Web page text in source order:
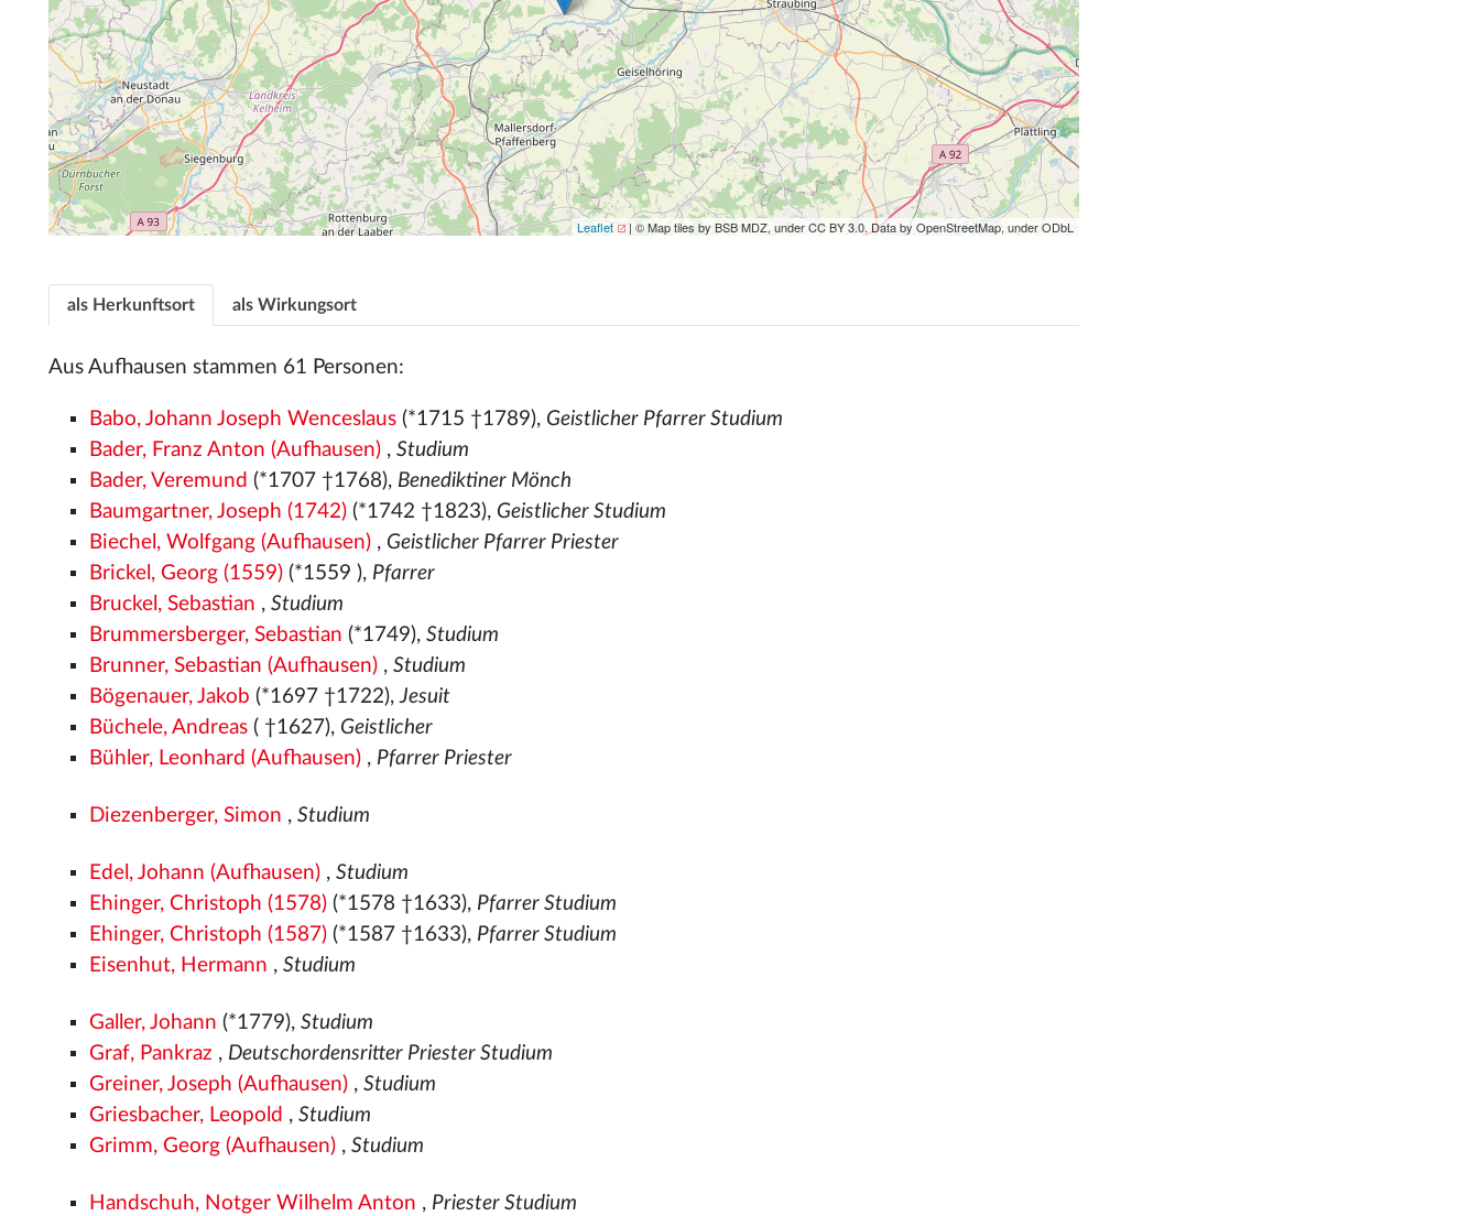
Leaflet | © Map tiles by BSB MDZ, under CC BY 3.0. Data by OpenStreetMap, under ODbL
als Herkunftsort als Wirkungsort
Aus Aufhausen stammen 61 Personen:
Babo, Johann Joseph Wenceslaus (*1715 †1789), Geistlicher Pfarrer Studium
Bader, Franz Anton (Aufhausen) ,Studium
Bader, Veremund (*1707 †1768), Benediktiner Mönch
Baumgartner, Joseph (1742) (*1742 †1823), Geistlicher Studium
Biechel, Wolfgang (Aufhausen) , Geistlicher Pfarrer Priester
Brickel, Georg (1559) (*1559 ), Pfarrer
Bruckel, Sebastian ,Studium
Brummersberger, Sebastian (*1749),Studium
Brunner, Sebastian (Aufhausen) ,Studium
Bögenauer, Jakob (*1697 †1722),Jesuit
Büchele, Andreas ( †1627), Geistlicher
Bühler, Leonhard (Aufhausen) , Pfarrer Priester
Diezenberger, Simon ,Studium
Edel, Johann (Aufhausen) ,Studium
Ehinger, Christoph (1578) (*1578 †1633), Pfarrer Studium
Ehinger, Christoph (1587) (*1587 †1633), Pfarrer Studium
Eisenhut, Hermann ,Studium
Galler, Johann (*1779),Studium
Graf, Pankraz , Deutschordensritter Priester Studium
Greiner, Joseph (Aufhausen) ,Studium
Griesbacher, Leopold ,Studium
Grimm, Georg (Aufhausen) ,Studium
Handschuh, Notger Wilhelm Anton , Priester Studium